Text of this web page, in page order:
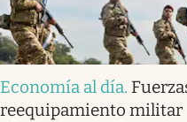
Economía al día.
reequipamiento militar